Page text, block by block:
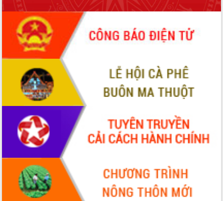
để phát triển du lịch Đắk Lắk
Khởi động Dự án Đầu tư xây dựng hạ
tầng kỹ thuật Cụm công nghiệp Tân
Tiến
Gặp mặt các cơ quan báo chí nhân Kỷ
niệm 101 năm Ngày Báo chí Cách
mạng Việt Nam
Đắk Lắk sơ kết 4 năm triển khai thực
hiện Đề án 06 của Chính phủ
Họp báo thông tin về Hội nghị Công bố
Quy hoạch và Xúc tiến đầu tư tỉnh Đắk
Lắk
Khơi thông điểm nghẽn, đẩy nhanh
giải ngân vốn khắc phục thiên tai
HĐND tỉnh thông qua điều chỉnh Quy
hoạch tỉnh thời kỳ 2021-2030
Hội thảo góp ý hồ sơ điều chỉnh quy
hoạch tỉnh Đắk Lắk thời kỳ 2021-2030,